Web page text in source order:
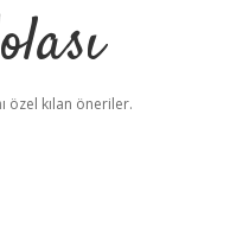
özel kılan öneriler.